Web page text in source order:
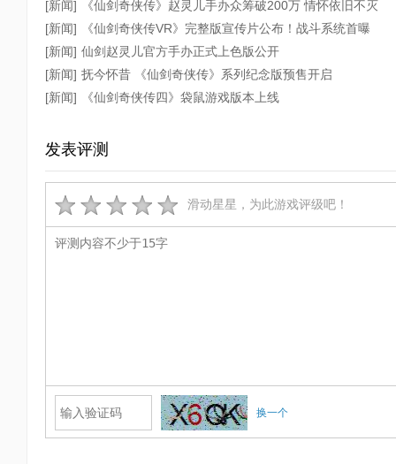
[新闻]
《仙剑奇侠传》赵灵儿手办众筹破200万 情怀依旧不灭
[新闻]
《仙剑奇侠传VR》完整版宣传片公布！战斗系统首曝
[新闻] 仙剑赵灵儿官方手办正式上色版公开
[新闻] 抚今怀昔 《仙剑奇侠传》系列纪念版预售开启
[新闻]
《仙剑奇侠传四》袋鼠游戏版本上线
发表评测
滑动星星，为此游戏评级吧！
换一个